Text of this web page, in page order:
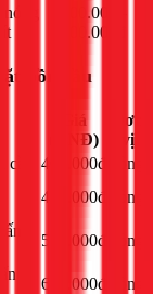
300.000 -
500.000đ
bồn cầu
Giá
(VNĐ)
Đơn
vị
400.000đ công
450.000đ công
550.000đ công
650.000đ công